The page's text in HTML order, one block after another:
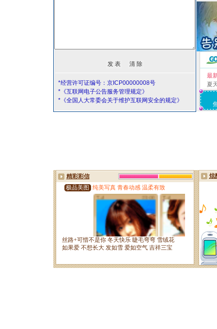
*经营许可证编号：京ICP00000008号
*《互联网电子公告服务管理规定》
*《全国人大常委会关于维护互联网安全的规定》
最
夏